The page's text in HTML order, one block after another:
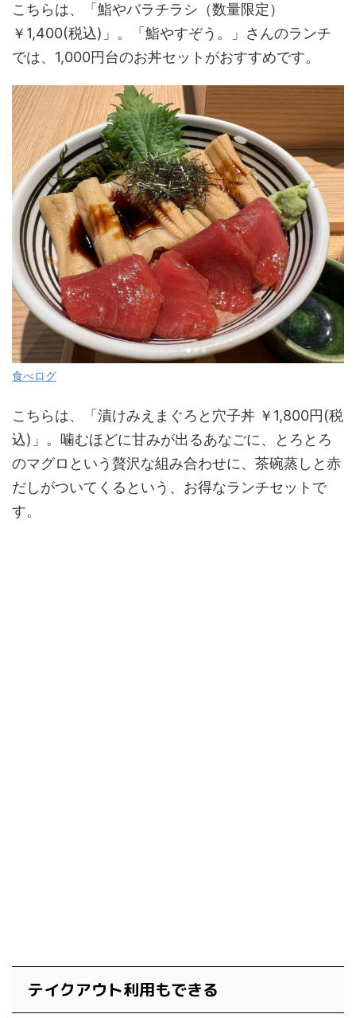
こちらは、「鮨やバラチラシ（数量限定）
￥1,400(税込)」。「鮨やすぞう。」さんのランチ
では、1,000円台のお丼セットがおすすめです。
食べログ
こちらは、「漬けみえまぐろと穴子丼 ￥1,800円(税
込)」。噛むほどに甘みが出るあなごに、とろとろ
のマグロという贅沢な組み合わせに、茶碗蒸しと赤
だしがついてくるという、お得なランチセットで
す。
テイクアウト利用もできる